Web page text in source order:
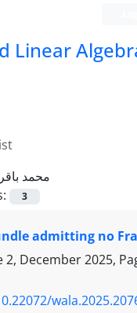
Linear
محمد
3
admitting no
2, December 2025,